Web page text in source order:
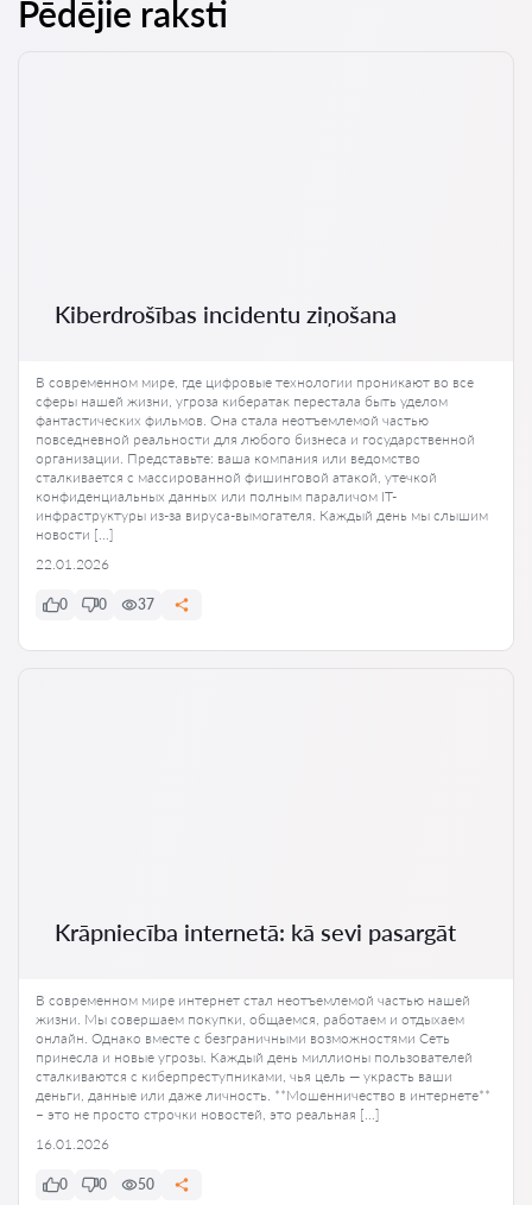
Pēdējie raksti
Kiberdrošības incidentu ziņošana
В современном мире, где цифровые технологии проникают во все
сферы нашей жизни, угроза кибератак перестала быть уделом
фантастических фильмов. Она стала неотъемлемой частью
повседневной реальности для любого бизнеса и государственной
организации. Представьте: ваша компания или ведомство
сталкивается с массированной фишинговой атакой, утечкой
конфиденциальных данных или полным параличом IT-
инфраструктуры из-за вируса-вымогателя. Каждый день мы слышим
новости […]
22.01.2026
0 0 37
Krāpniecība internetā: kā sevi pasargāt
В современном мире интернет стал неотъемлемой частью нашей
жизни. Мы совершаем покупки, общаемся, работаем и отдыхаем
онлайн. Однако вместе с безграничными возможностями Сеть
принесла и новые угрозы. Каждый день миллионы пользователей
сталкиваются с киберпреступниками, чья цель — украсть ваши
деньги, данные или даже личность. **Мошенничество в интернете**
– это не просто строчки новостей, это реальная […]
16.01.2026
0 0 50